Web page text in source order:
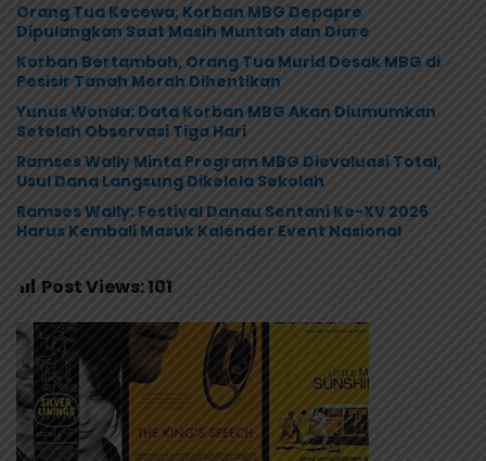
Orang Tua Kecewa, Korban MBG Depapre
Dipulangkan Saat Masih Muntah dan Diare
Korban Bertambah, Orang Tua Murid Desak MBG di
Pesisir Tanah Merah Dihentikan
Yunus Wonda: Data Korban MBG Akan Diumumkan
Setelah Observasi Tiga Hari
Ramses Wally Minta Program MBG Dievaluasi Total,
Usul Dana Langsung Dikelola Sekolah
Ramses Wally: Festival Danau Sentani Ke-XV 2026
Harus Kembali Masuk Kalender Event Nasional
Post Views:101